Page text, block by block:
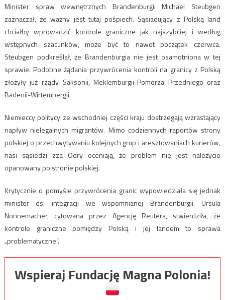
Minister spraw wewnętrznych Brandenburgii Michael Steubgen
zaznaczał, że ważny jest tutaj pośpiech. Sąsiadujący z Polską land
chciałby wprowadzić kontrole graniczne jak najszybciej i według
wstępnych szacunków, może być to nawet początek czerwca.
Steubgen podkreślał, że Brandenburgia nie jest osamotniona w tej
sprawie. Podobne żądania przywrócenia kontroli na granicy z Polską
złożyły już rządy Saksonii, Meklemburgii-Pomorza Przedniego oraz
Badenii-Wirtembergii.
Niemieccy politycy ze wschodniej części kraju dostrzegają wzrastający
napływ nielegalnych migrantów. Mimo codziennych raportów strony
polskiej o przechwytywaniu kolejnych grup i aresztowaniach kurierów,
nasi sąsiedzi zza Odry oceniają, że problem nie jest należycie
opanowany po stronie polskiej.
Krytycznie o pomyśle przywrócenia granic wypowiedziała się jednak
minister ds. integracji we wspomnianej Brandenburgii. Ursula
Nonnemacher, cytowana przez Agencję Reutera, stwierdziła, że
kontrole graniczne pomiędzy Polską i jej landem to sprawa
„problematyczne”.
Wspieraj Fundację Magna Polonia!